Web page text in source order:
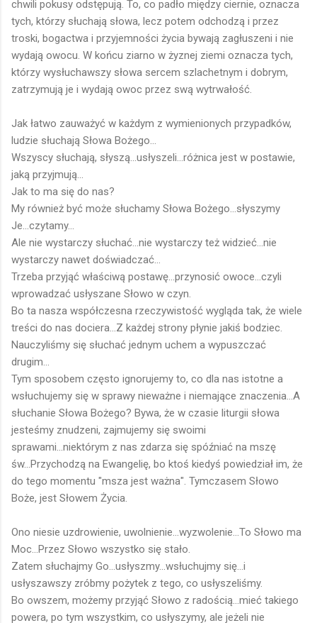
chwili pokusy odstępują. To, co padło między ciernie, oznacza
tych, którzy słuchają słowa, lecz potem odchodzą i przez
troski, bogactwa i przyjemności życia bywają zagłuszeni i nie
wydają owocu. W końcu ziarno w żyznej ziemi oznacza tych,
którzy wysłuchawszy słowa sercem szlachetnym i dobrym,
zatrzymują je i wydają owoc przez swą wytrwałość.
Jak łatwo zauważyć w każdym z wymienionych przypadków,
ludzie słuchają Słowa Bożego...
Wszyscy słuchają, słyszą...usłyszeli...różnica jest w postawie,
jaką przyjmują...
Jak to ma się do nas?
My również być może słuchamy Słowa Bożego...słyszymy
Je...czytamy...
Ale nie wystarczy słuchać...nie wystarczy też widzieć...nie
wystarczy nawet doświadczać...
Trzeba przyjąć właściwą postawę...przynosić owoce...czyli
wprowadzać usłyszane Słowo w czyn.
Bo ta nasza współczesna rzeczywistość wygląda tak, że wiele
treści do nas dociera...Z każdej strony płynie jakiś bodziec.
Nauczyliśmy się słuchać jednym uchem a wypuszczać
drugim...
Tym sposobem często ignorujemy to, co dla nas istotne a
wsłuchujemy się w sprawy nieważne i niemające znaczenia...A
słuchanie Słowa Bożego? Bywa, że w czasie liturgii słowa
jesteśmy znudzeni, zajmujemy się swoimi
sprawami...niektórym z nas zdarza się spóźniać na mszę
św...Przychodzą na Ewangelię, bo ktoś kiedyś powiedział im, że
do tego momentu "msza jest ważna". Tymczasem Słowo
Boże, jest Słowem Życia.
Ono niesie uzdrowienie, uwolnienie...wyzwolenie...To Słowo ma
Moc...Przez Słowo wszystko się stało.
Zatem słuchajmy Go...usłyszmy...wsłuchujmy się...i
usłyszawszy zróbmy pożytek z tego, co usłyszeliśmy.
Bo owszem, możemy przyjąć Słowo z radością...mieć takiego
powera, po tym wszystkim, co usłyszymy, ale jeżeli nie